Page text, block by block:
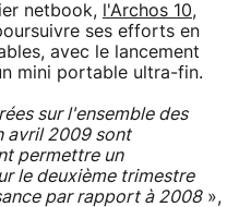
netbook,
l'Archos 10,
ses efforts en
avec le lancement
mini portable ultra-fin.
sur l'ensemble des
avril 2009 sont
permettre un
le deuxième trimestre
par rapport à 2008»,